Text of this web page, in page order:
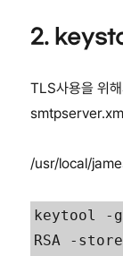
2.
TLS사용을 위
/usr/local/
keytool -
RSA -